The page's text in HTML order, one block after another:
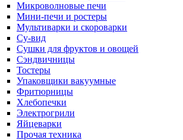
Микроволновые печи
Мини-печи и ростеры
Мультиварки и скороварки
Су-вид
Сушки для фруктов и овощей
Сэндвичницы
Тостеры
Упаковщики вакуумные
Фритюрницы
Хлебопечки
Электрогрили
Яйцеварки
Прочая техника